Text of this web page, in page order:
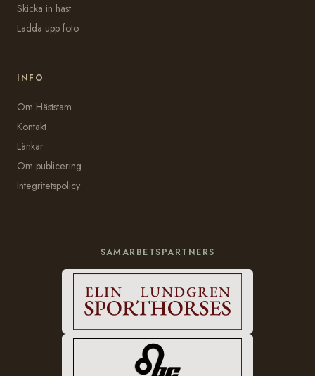
Skicka in häst
Ladda upp foto
INFO
Om Häststam
Kontakt
Länkar
Om publicering
Integritetspolicy
SAMARBETSPARTNERS